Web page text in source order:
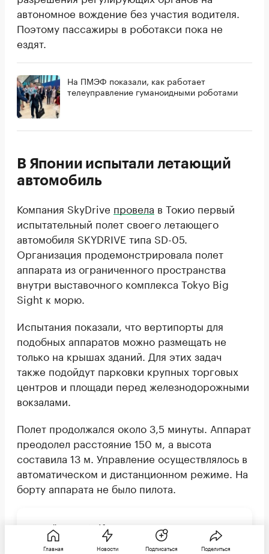
автономное вождение без участия водителя.
Поэтому пассажиры в роботакси пока не
ездят.
На ПМЭФ показали, как работает
телеуправление гуманоидными роботами
В Японии испытали летающий
автомобиль
Компания SkyDrive провела в Токио первый
испытательный полет своего летающего
автомобиля SKYDRIVE типа SD-05.
Организация продемонстрировала полет
аппарата из ограниченного пространства
внутри выставочного комплекса Tokyo Big
Sight к морю.
Испытания показали, что вертипорты для
подобных аппаратов можно размещать не
только на крышах зданий. Для этих задач
также подойдут парковки крупных торговых
центров и площади перед железнодорожными
вокзалами.
Полет продолжался около 3,5 минуты. Аппарат
преодолел расстояние 150 м, а высота
составила 13 м. Управление осуществлялось в
автоматическом и дистанционном режиме. На
борту аппарата не было пилота.
Читайте РБК Life в «Максе»
Главная Новости Подписаться Поделиться